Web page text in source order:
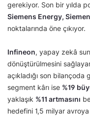
gerekiyor. Son bir yılda
Siemens Energy,
noktalarında öne çıkıyor.
Infineon, yapay zekâ
dönüştürülmesini
açıkladığı son bilançoda
segment kârı ise %19
yaklaşık %11 artmasını
hedefini 1,5 milyar avroya